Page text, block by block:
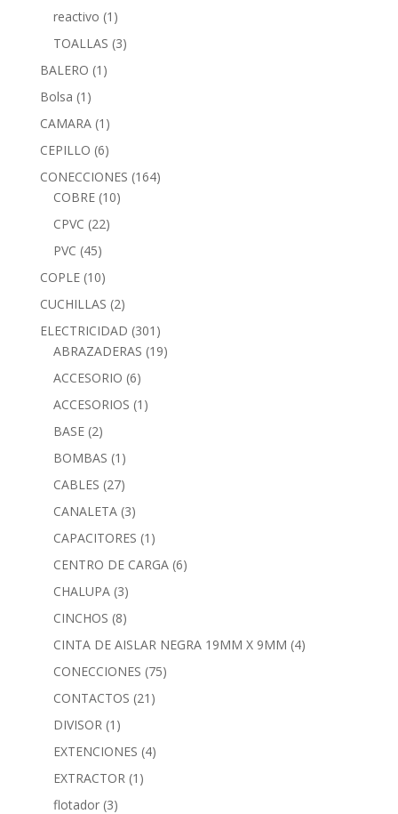
reactivo (1)
TOALLAS (3)
BALERO (1)
Bolsa (1)
CAMARA (1)
CEPILLO (6)
CONECCIONES (164)
COBRE (10)
CPVC (22)
PVC (45)
COPLE (10)
CUCHILLAS (2)
ELECTRICIDAD (301)
ABRAZADERAS (19)
ACCESORIO (6)
ACCESORIOS (1)
BASE (2)
BOMBAS (1)
CABLES (27)
CANALETA (3)
CAPACITORES (1)
CENTRO DE CARGA (6)
CHALUPA (3)
CINCHOS (8)
CINTA DE AISLAR NEGRA 19MM X 9MM (4)
CONECCIONES (75)
CONTACTOS (21)
DIVISOR (1)
EXTENCIONES (4)
EXTRACTOR (1)
flotador (3)